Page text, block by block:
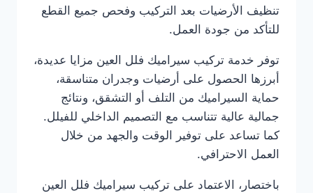
تنظيف الأرضيات بعد التركيب وفحص جميع القطع
للتأكد من جودة العمل.
توفر خدمة تركيب سيراميك فلل العين مزايا عديدة،
أبرزها الحصول على أرضيات وجدران متناسقة،
حماية السيراميك من التلف أو التشقق، ونتائج
جمالية عالية تتناسب مع التصميم الداخلي للفيلل.
كما تساعد على توفير الوقت والجهد من خلال
العمل الاحترافي.
باختصار، الاعتماد على تركيب سيراميك فلل العين